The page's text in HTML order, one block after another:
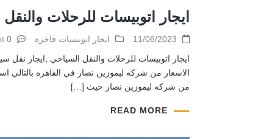
ايجار اتوبيسات للرحلات
11/06/2023 ايجار اتوبيسات فاخرة
0 comment
من شركه ليموزين نصار حيث […]
READ MORE